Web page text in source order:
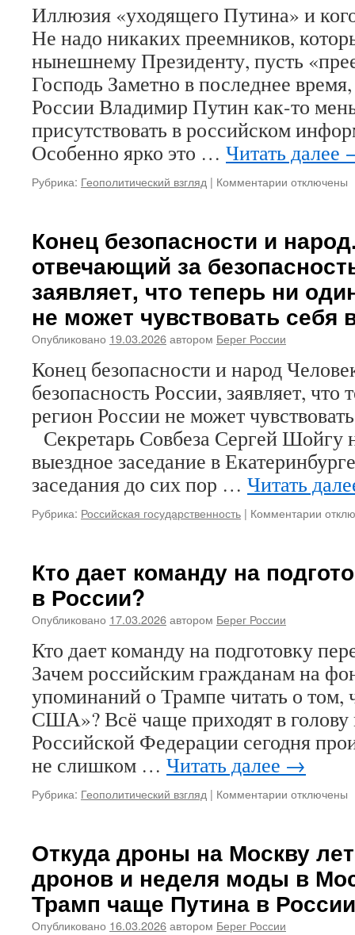
Иллюзия «уходящего Путина» и
Не надо никаких преемников,
нынешнему Президенту, пусть
Господь Заметно в последнее
России Владимир Путин как-то
присутствовать в российском
Особенно ярко это … Читать далее
Рубрика: Геополитический взгляд | Комментарии к
Путина»
и
кого
«они»
готовят
отключены
Конец безопасности и
отвечающий за
заявляет, что теперь ни
не может чувствовать себя
Опубликовано 19.03.2026автором Берег России
Конец безопасности и народ
безопасность России, заявляет, что
регион России не может
Секретарь Совбеза Сергей Шойгу
выездное заседание в
заседания до сих пор … Читать
Рубрика: Российская государственность | Комментарии к
и
что
один
не
себя
в
Кто дает команду на
в России?
Опубликовано 17.03.2026автором Берег России
Кто дает команду на подготовку
Зачем российским гражданам на
упоминаний о Трампе читать о том,
США»? Всё чаще приходят в голову
Российской Федерации сегодня
не слишком … Читать далее →
Рубрика: Геополитический взгляд | Комментарии к
команду
на
подготовку
переворота
отключены
Откуда дроны на Москву
дронов и неделя моды в
Трамп чаще Путина в
Опубликовано 16.03.2026автором Берег России